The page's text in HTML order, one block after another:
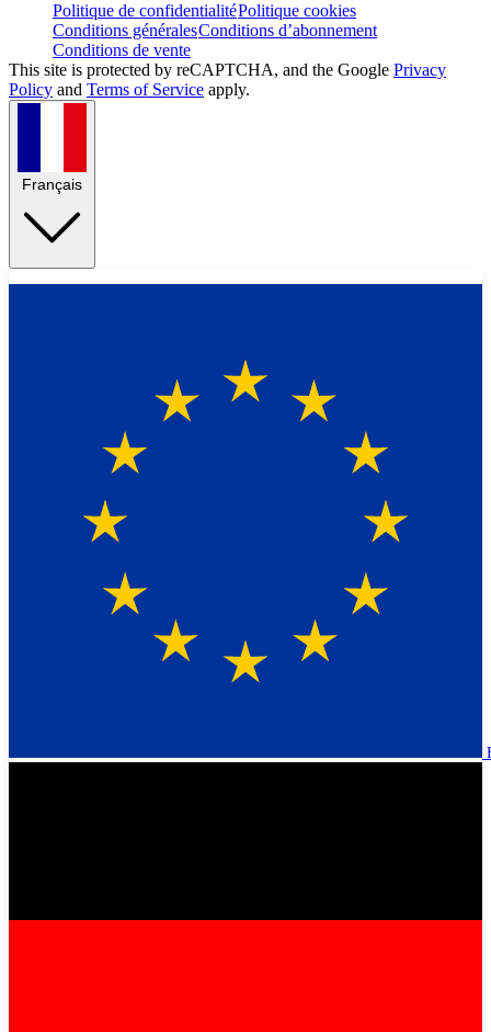
Politique de confidentialitéPolitique cookies
Conditions généralesConditions d’abonnement
Conditions de vente
This site is protected by reCAPTCHA, and the Google Privacy
Policy and Terms of Service apply.
Français